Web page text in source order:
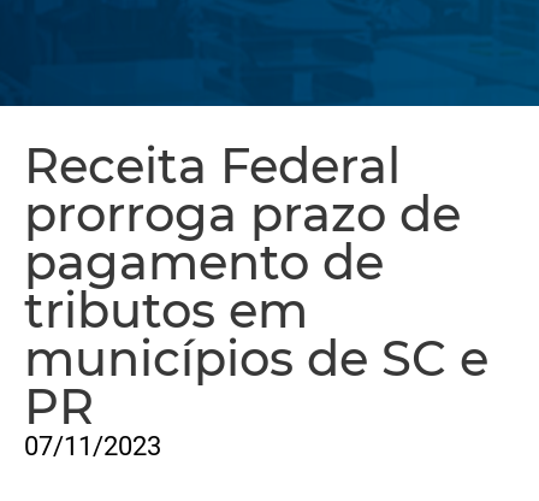
Receita Federal
prorroga prazo de
pagamento de
tributos em
municípios de SC e
PR
07/11/2023